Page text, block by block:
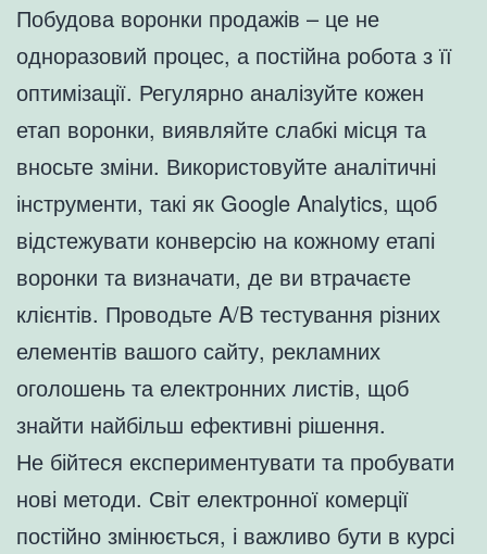
Побудова воронки продажів – це не
одноразовий процес, а постійна робота з її
оптимізації. Регулярно аналізуйте кожен
етап воронки, виявляйте слабкі місця та
вносьте зміни. Використовуйте аналітичні
інструменти, такі як Google Analytics, щоб
відстежувати конверсію на кожному етапі
воронки та визначати, де ви втрачаєте
клієнтів. Проводьте A/B тестування різних
елементів вашого сайту, рекламних
оголошень та електронних листів, щоб
знайти найбільш ефективні рішення.
Не бійтеся експериментувати та пробувати
нові методи. Світ електронної комерції
постійно змінюється, і важливо бути в курсі